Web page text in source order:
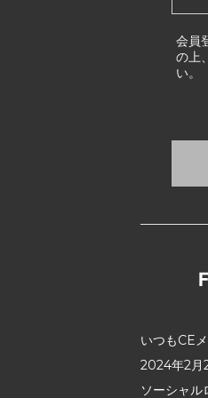
会員
の上
い。
いつもCE
2024年2月
ソーシャ